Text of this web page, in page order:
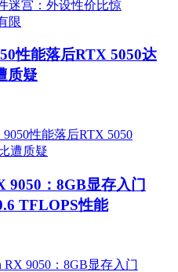
性能落后RTX 5050达
质疑
9050：8GB显存入门
TFLOPS性能